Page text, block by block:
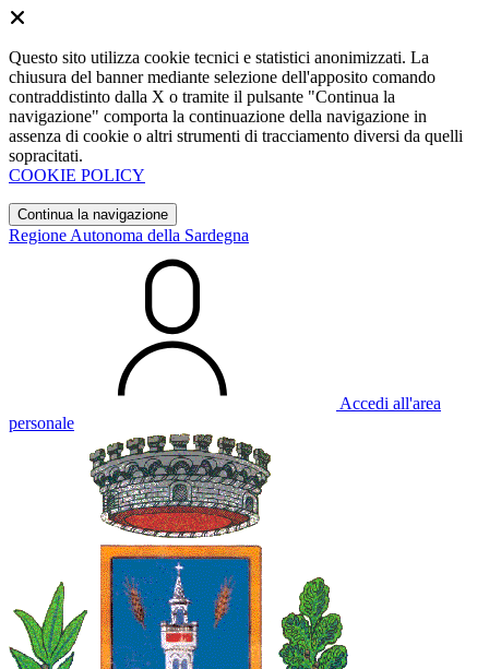
Questo sito utilizza cookie tecnici e statistici anonimizzati. La
chiusura del banner mediante selezione dell'apposito comando
contraddistinto dalla X o tramite il pulsante "Continua la
navigazione" comporta la continuazione della navigazione in
assenza di cookie o altri strumenti di tracciamento diversi da quelli
sopracitati.
COOKIE POLICY
Continua la navigazione
Regione Autonoma della Sardegna
Accedi all'area
personale